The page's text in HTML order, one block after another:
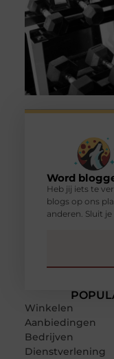
Winkelen
Aanbiedingen
Bedrijven
Dienstverlening
Word
Heb jij iets te
blogs op ons
anderen. Sluit